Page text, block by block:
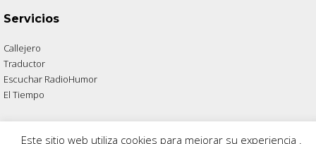
Servicios
Callejero
Traductor
Escuchar RadioHumor
El Tiempo
Este sitio web utiliza cookies para mejorar su experiencia .